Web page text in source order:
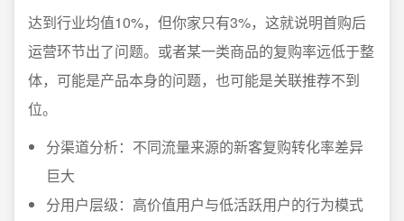
达到行业均值10%，但你家只有3%，这就说明首购后
运营环节出了问题。或者某一类商品的复购率远低于整
体，可能是产品本身的问题，也可能是关联推荐不到
位。
分渠道分析：不同流量来源的新客复购转化率差异
巨大
分用户层级：高价值用户与低活跃用户的行为模式